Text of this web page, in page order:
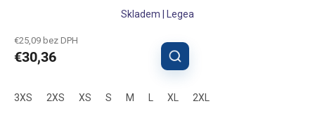
Skladem | Legea
€25,09 bez DPH
€30,36
3XS 2XS XS S M XL 2XL